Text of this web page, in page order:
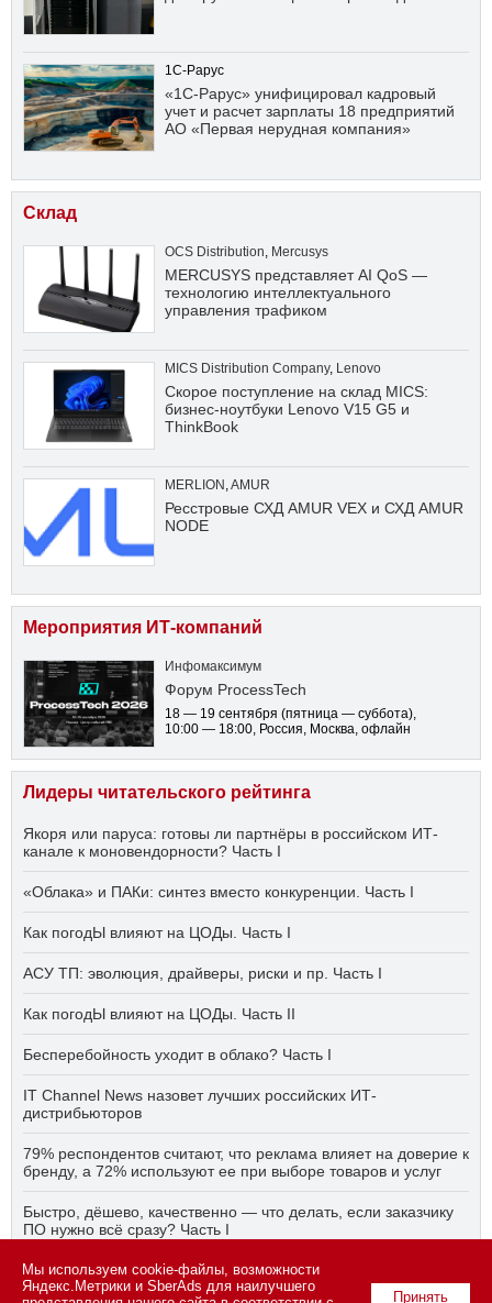
1С-Рарус
«1С-Рарус» унифицировал кадровый
учет и расчет зарплаты 18 предприятий
АО «Первая нерудная компания»
Склад
OCS Distribution, Mercusys
MERCUSYS представляет AI QoS —
технологию интеллектуального
управления трафиком
MICS Distribution Company, Lenovo
Скорое поступление на склад MICS:
бизнес-ноутбуки Lenovo V15 G5 и
ThinkBook
MERLION ,AMUR
Ресстровые СХД AMUR VEX и СХД AMUR
NODE
Мероприятия ИТ-компаний
Инфомаксимум
Форум ProcessTech
18 — 19 сентября (пятница — суббота),
10:00 — 18:00, Россия, Москва, офлайн
Лидеры читательского рейтинга
Якоря или паруса: готовы ли партнёры в российском ИТ-
канале к моновендорности? Часть I
«Облака» и ПАКи: синтез вместо конкуренции. Часть I
Как погодЫ влияют на ЦОДы. Часть I
АСУ ТП: эволюция, драйверы, риски и пр. Часть I
Как погодЫ влияют на ЦОДы. Часть II
Бесперебойность уходит в облако? Часть I
IT Channel News назовет лучших российских ИТ-
дистрибьюторов
79% респондентов считают, что реклама влияет на доверие к
бренду, а 72% используют ее при выборе товаров и услуг
Быстро, дёшево, качественно — что делать, если заказчику
ПО нужно всё сразу? Часть I
АСУ ТП на пятый год активного импортозамещения. Часть II
Принять
Мы используем cookie-файлы, возможности
Яндекс.Метрики и SberAds для наилучшего